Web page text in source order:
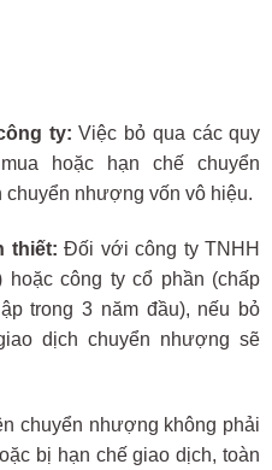
ty: Việc bỏ qua các quy
hoặc hạn chế chuyển
nhượng vốn vô hiệu.
thiết: Đối với công ty TNHH
hoặc công ty cổ phần (chấp
trong 3 năm đầu), nếu bỏ
dịch chuyển nhượng sẽ
chuyển nhượng không phải
bị hạn chế giao dịch, toàn